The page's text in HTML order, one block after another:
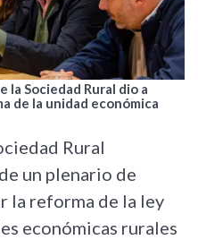
la Sociedad Rural dio a
de la unidad económica
Rural
un plenario de
la reforma de la ley
económicas rurales